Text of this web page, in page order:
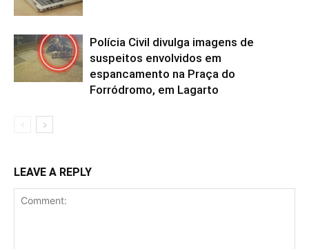
Polícia Civil divulga imagens de
suspeitos envolvidos em
espancamento na Praça do
Forródromo, em Lagarto
LEAVE A REPLY